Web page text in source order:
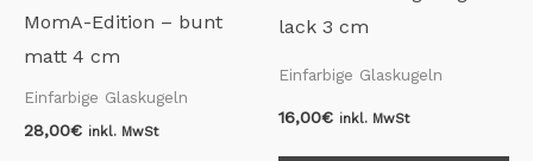
MomA-Edition – bunt
matt 4 cm
Einfarbige Glaskugeln
28,00€ inkl. MwSt
lack 3 cm
Einfarbige Glaskugeln
16,00€ inkl. MwSt